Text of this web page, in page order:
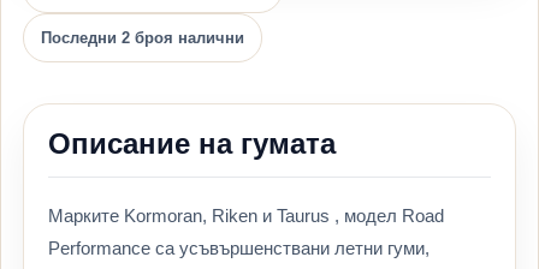
Последни 2 броя налични
Описание на гумата
Марките Kormoran, Riken и Taurus , модел Road
Performance са усъвършенствани летни гуми,